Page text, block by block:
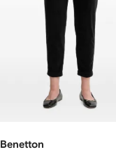
Benetton